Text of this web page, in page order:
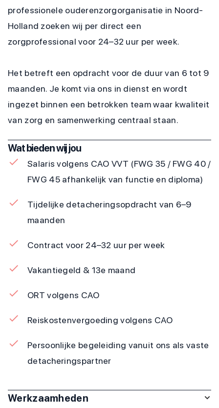
professionele ouderenzorgorganisatie in Noord-
Holland zoeken wij per direct een
zorgprofessional voor 24–32 uur per week.
Het betreft een opdracht voor de duur van 6 tot 9
maanden. Je komt via ons in dienst en wordt
ingezet binnen een betrokken team waar kwaliteit
van zorg en samenwerking centraal staan.
Wat bieden wij jou
Salaris volgens CAO VVT (FWG 35 / FWG 40 /
FWG 45 afhankelijk van functie en diploma)
Tijdelijke detacheringsopdracht van 6–9
maanden
Contract voor 24–32 uur per week
Vakantiegeld & 13e maand
ORT volgens CAO
Reiskostenvergoeding volgens CAO
Persoonlijke begeleiding vanuit ons als vaste
detacheringspartner
Werkzaamheden